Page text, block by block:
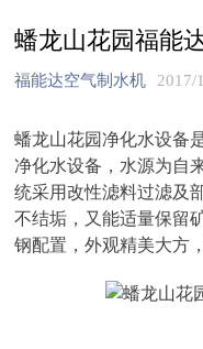
蟠龙山花园福能
福能达空气制水机 2017/
蟠龙山花园净化水设备
净化水设备，水源为自
统采用改性滤料过滤及
不结垢，又能适量保留
钢配置，外观精美大方